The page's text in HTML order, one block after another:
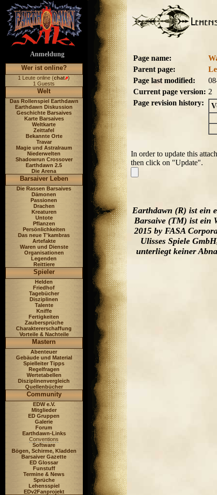
Anmeldung
Wer ist online?
1 Leute online (chat )
1 Guests
Welt
Das Rollenspiel Earthdawn
Earthdawn Diskussion
Geschichte Barsaives
Karte Barsaives
Weltkarte
Zeittafel
Bekannte Orte
Travar
Magie und Astralraum
Niederwelten
Shadowrun Crossover
Earthdawn 2.5
Die Arena
Barsaiver Leben
Die Rassen Barsaives
Dämonen
Passionen
Drachen
Kreaturen
Untote
Pflanzen
Persönlichkeiten
Das neue T'kambras
Artefakte
Waren und Dienste
Organisationen
Legenden
Reittiere
Spieler
Helden
Friedhof
Tagebücher
Disziplinen
Talente
Kniffe
Fertigkeiten
Zaubersprüche
Charaktererschaffung
Vorteile & Nachteile
Mastern
Abenteuer
Gebäude und Material
Spielleiter Tipps
Regelfragen
Wertetabellen
Disziplinenvergleich
Quellenbücher
Community
EDW e.V.
Mitglieder
ED Gruppen
Galerie
Forum
Earthdawn-Links
Conventions
Software
Bögen, Schirme, Kladden
Barsaiver Gazette
ED Glossar
Funstuff
Termine & News
Sprüche
Lehensspiel
EDv2Fanprojekt
Page name:
Parent page:
Page last modified:
Current page version: 2
Page revision history:
In order to update this
then click on "Update".
Earthdawn (R) ist ein
Barsaive (TM) ist ein
2015 by FASA
Ulisses Spiele
unterliegt keiner